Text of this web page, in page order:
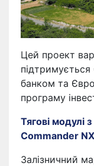
Цей проект
банком та
програму
Тягові модулі
Commander
Залізничний